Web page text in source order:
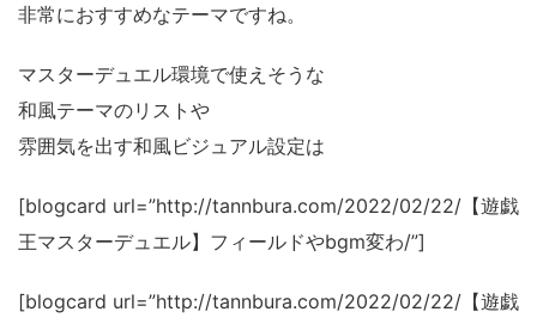
非常におすすめなテーマですね。
マスターデュエル環境で使えそうな
和風テーマのリストや
雰囲気を出す和風ビジュアル設定は
[blogcard url=”http://tannbura.com/2022/02/22/【遊戯
王マスターデュエル】フィールドやbgm変わ/”]
[blogcard url=”http://tannbura.com/2022/02/22/【遊戯